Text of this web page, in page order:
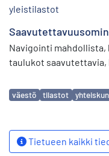
yleistilastot
Navigointi mahdollista,
taulukot saavutettavia,
Avainsanat
väestö tilastot
Tietueen kaikki